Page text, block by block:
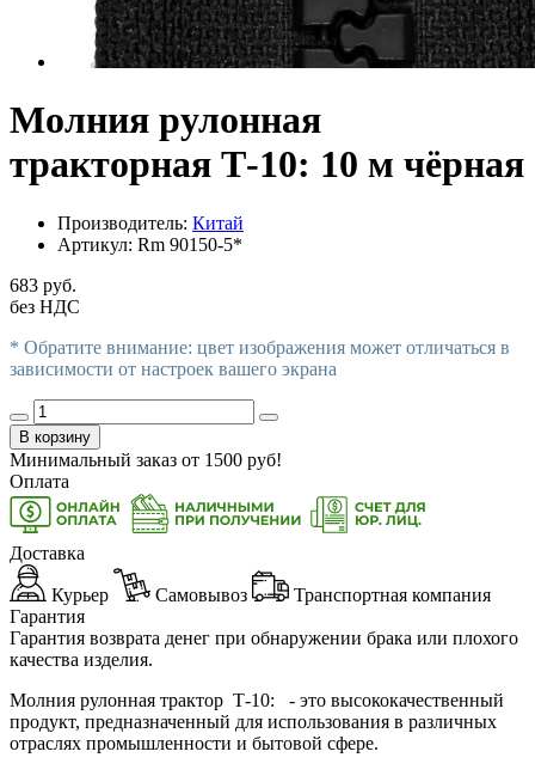
Молния рулонная
тракторная Т-10: 10 м чёрная
Производитель: Китай
Артикул: Rm 90150-5*
683 руб.
без НДС
* Обратите внимание: цвет изображения может отличаться в
зависимости от настроек вашего экрана
В корзину
Минимальный заказ от 1500 руб!
Оплата
Доставка
Курьер Самовывоз
Транспортная компания
Гарантия
Гарантия возврата денег при обнаружении брака или плохого
качества изделия.
Молния рулонная трактор Т-10: - это высококачественный
продукт, предназначенный для использования в различных
отраслях промышленности и бытовой сфере.